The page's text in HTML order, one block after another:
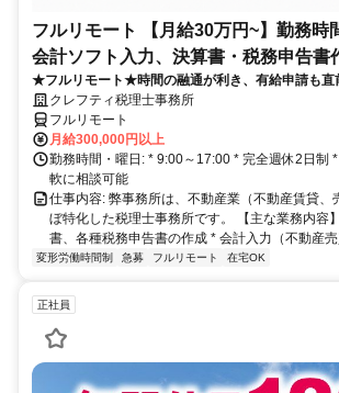
フルリモート 【月給30万円~】勤務時
会計ソフト入力、決算書・税務申告書
決算説明も
★フルリモート★時間の融通が利き、有給申請も直
クレフティ税理士事務所
フルリモート
月給300,000円以上
勤務時間・曜日: * 9:00～17:00 * 完全週休2日制
軟に相談可能
仕事内容: 弊事務所は、不動産業（不動産賃貸、
ぼ特化した税理士事務所です。 【主な業務内容
書、各種税務申告書の作成 * 会計入力（不動産
変形労働時間制 急募 フルリモート 在宅OK
正社員